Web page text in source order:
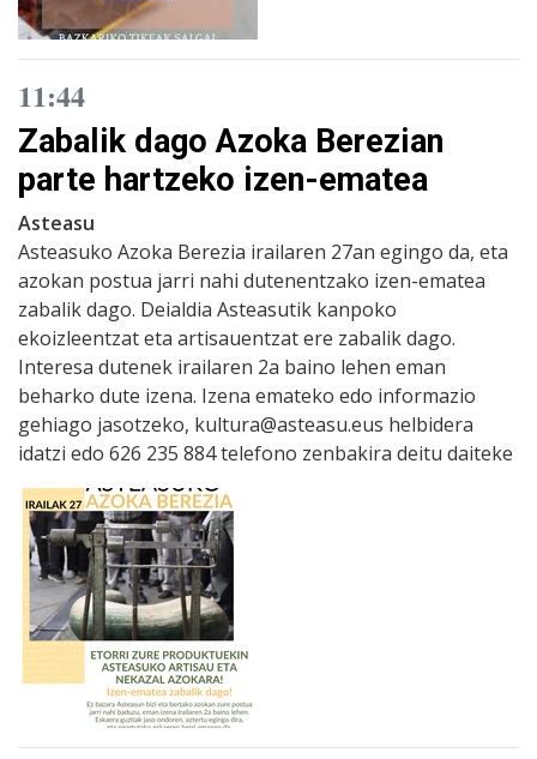
11:44
Zabalik dago Azoka Berezian
parte hartzeko izen-ematea
Asteasu
Asteasuko Azoka Berezia irailaren 27an egingo da, eta
azokan postua jarri nahi dutenentzako izen-ematea
zabalik dago. Deialdia Asteasutik kanpoko
ekoizleentzat eta artisauentzat ere zabalik dago.
Interesa dutenek irailaren 2a baino lehen eman
beharko dute izena. Izena emateko edo informazio
gehiago jasotzeko, kultura@asteasu.eus helbidera
idatzi edo 626 235 884 telefono zenbakira deitu daiteke